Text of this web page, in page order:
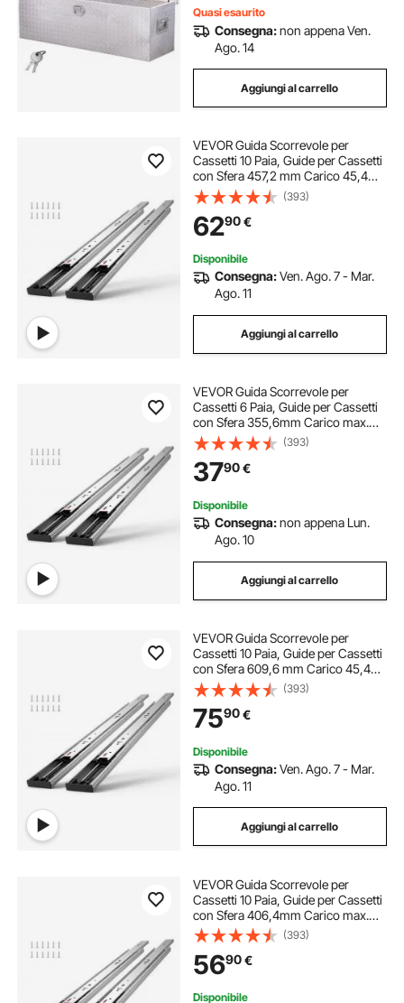
Quasi esaurito
Consegna:non appena Ven.
Ago. 14
Aggiungi al carrello
VEVOR Guida Scorrevole per
Cassetti 10 Paia, Guide per Cassetti
con Sfera 457,2 mm Carico 45,4
kg, Guida Cassetto Estraibile
Laterale Estensione Completa
Ripiano dell'Armadio, Set di Guida
Cassetti
(393)
6290€
Disponibile
Consegna:Ven. Ago. 7 - Mar.
Ago. 11
Aggiungi al carrello
VEVOR Guida Scorrevole per
Cassetti 6 Paia, Guide per Cassetti
con Sfera 355,6mm Carico max.
45,4kg, Guida Cassetto Estraibile
Laterale Estensione Completa
Ripiano dell'Armadio, Set di Guida
Cassetti
(393)
3790€
Disponibile
Consegna:non appena Lun.
Ago. 10
Aggiungi al carrello
VEVOR Guida Scorrevole per
Cassetti 10 Paia, Guide per Cassetti
con Sfera 609,6 mm Carico 45,4
kg, Guida Cassetto Estraibile
Laterale Estensione Completa
Ripiano dell'Armadio, Set di Guida
Cassetti
(393)
7590€
Disponibile
Consegna:Ven. Ago. 7 - Mar.
Ago. 11
Aggiungi al carrello
VEVOR Guida Scorrevole per
Cassetti 10 Paia, Guide per Cassetti
con Sfera 406,4mm Carico max.
45,4kg, Guida Cassetto Estraibile
Laterale Estensione Completa
Ripiano dell'Armadio, Set di Guida
Cassetti
(393)
5690€
Disponibile